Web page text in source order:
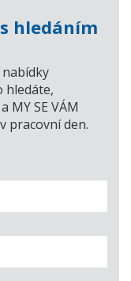
hledáním
hledáte,
SE VÁM
pracovní den.